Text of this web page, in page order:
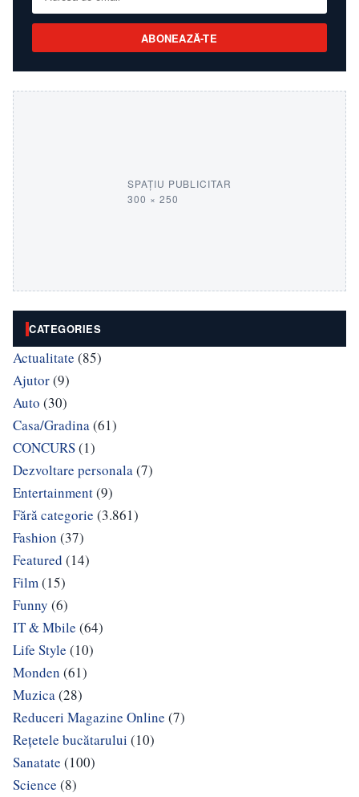
ABONEAZĂ-TE
SPAȚIU PUBLICITAR
300 × 250
CATEGORIES
Actualitate (85)
Ajutor(9)
Auto (30)
Casa/Gradina(61)
CONCURS(1)
Dezvoltare personala(7)
Entertainment(9)
Fără categorie (3.861)
Fashion (37)
Featured (14)
Film(15)
Funny (6)
IT & Mbile (64)
Life Style (10)
Monden (61)
Muzica(28)
Reduceri Magazine Online (7)
Rețetele bucătarului (10)
Sanatate (100)
Science (8)